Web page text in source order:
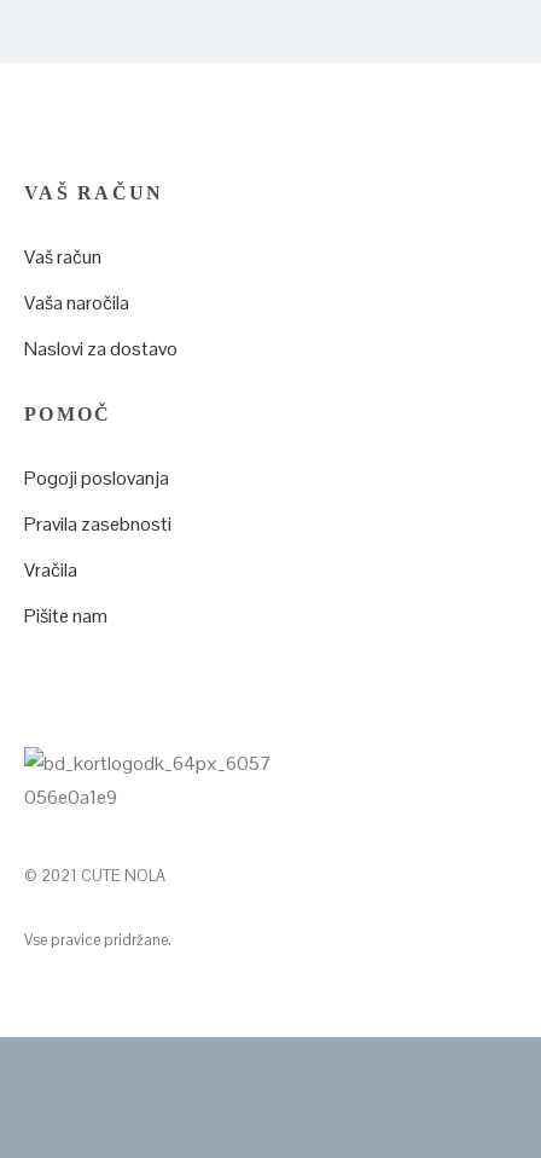
VAŠ RAČUN
Vaš račun
Vaša naročila
Naslovi za dostavo
POMOČ
Pogoji poslovanja
Pravila zasebnosti
Vračila
Pišite nam
© 2021 CUTE NOLA
Vse pravice pridržane.